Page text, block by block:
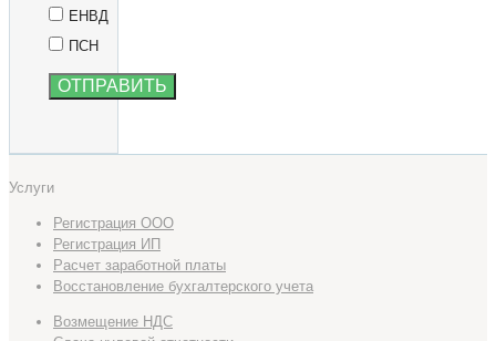
ЕНВД
ПСН
Услуги
Регистрация ООО
Регистрация ИП
Расчет заработной платы
Восстановление бухгалтерского учета
Возмещение НДС